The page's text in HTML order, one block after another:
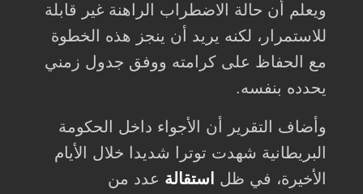
ويعلم أن حالة الاضطراب الراهنة غير قابلة
للاستمرار، لكنه يريد أن ينجز هذه الخطوة
مع الحفاظ على كرامته ووفق جدول زمني
يحدده بنفسه.
وأضاف التقرير أن الأجواء داخل الحكومة
البريطانية شهدت توترا شديدا خلال الأيام
الأخيرة، في ظل
استقالة عدد من